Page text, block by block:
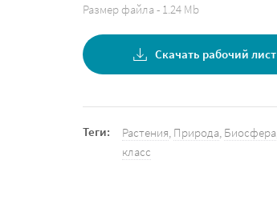
Размер файла - 1.24 Mb
Скачать рабочий лист
Теги: Растения Природа Биосфера
класс